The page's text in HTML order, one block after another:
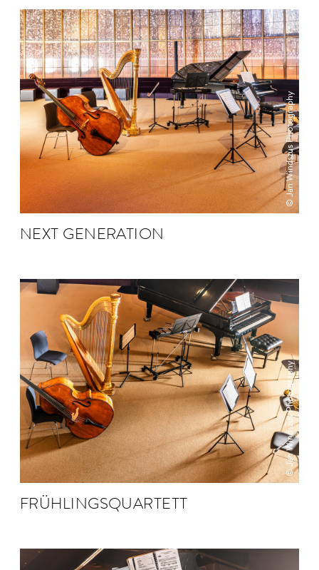
© Jan Windszus Photography
NEXT GENE­RATION
© Jan Windszus Photography
FRÜH­LINGS­QUAR­TETT